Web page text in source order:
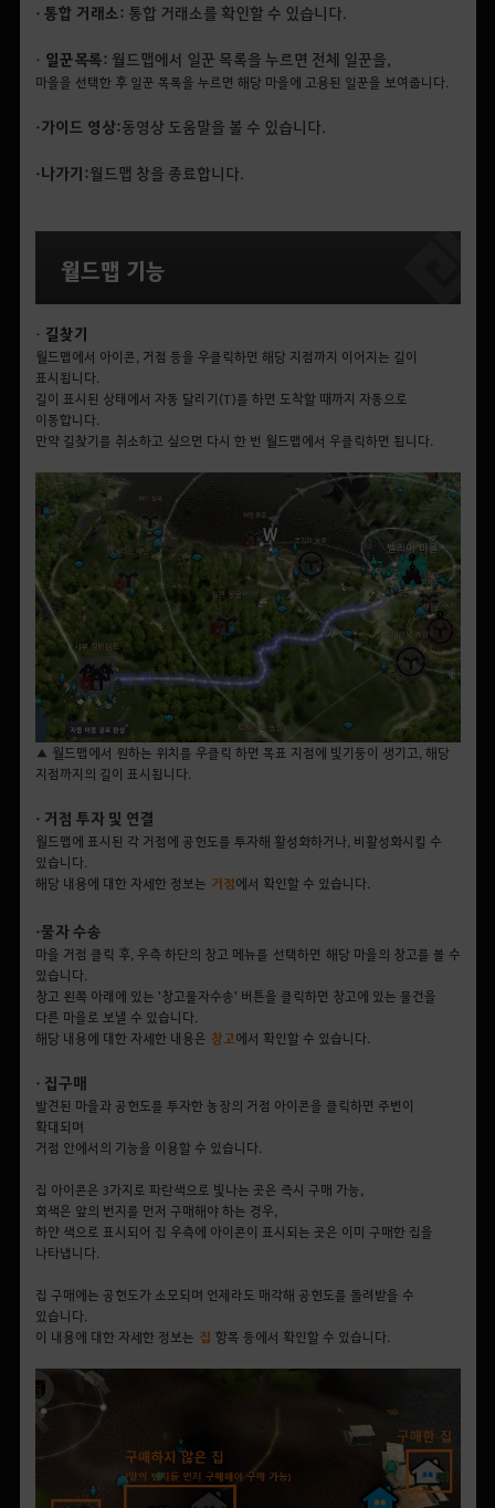
• 통합 거래소: 통합 거래소를 확인할 수 있습니다.
• 일꾼목록: 월드맵에서 일꾼 목록을 누르면 전체 일꾼을,
마을을 선택한 후 일꾼 목록을 누르면 해당 마을에 고용된 일꾼을 보여줍니다.
• 가이드 영상:동영상 도움말을 볼 수 있습니다.
• 나가기:월드맵 창을 종료합니다.
월드맵 기능
• 길찾기
월드맵에서 아이콘, 거점 등을 우클릭하면 해당 지점까지 이어지는 길이
표시됩니다.
길이 표시된 상태에서 자동 달리기(T)를 하면 도착할 때까지 자동으로
이동합니다.
만약 길찾기를 취소하고 싶으면 다시 한 번 월드맵에서 우클릭하면 됩니다.
▲ 월드맵에서 원하는 위치를 우클릭 하면 목표 지점에 빛기둥이 생기고, 해당
지점까지의 길이 표시됩니다.
• 거점 투자 및 연결
월드맵에 표시된 각 거점에 공헌도를 투자해 활성화하거나, 비활성화시킬 수
있습니다.
해당 내용에 대한 자세한 정보는 거점에서 확인할 수 있습니다.
• 물자 수송
마을 거점 클릭 후, 우측 하단의 창고 메뉴를 선택하면 해당 마을의 창고를 볼 수
있습니다.
창고 왼쪽 아래에 있는 '창고물자수송' 버튼을 클릭하면 창고에 있는 물건을
다른 마을로 보낼 수 있습니다.
해당 내용에 대한 자세한 내용은 창고에서 확인할 수 있습니다.
• 집구매
발견된 마을과 공헌도를 투자한 농장의 거점 아이콘을 클릭하면 주변이
확대되며
거점 안에서의 기능을 이용할 수 있습니다.
집 아이콘은 3가지로 파란색으로 빛나는 곳은 즉시 구매 가능,
회색은 앞의 번지를 먼저 구매해야 하는 경우,
하얀 색으로 표시되어 집 우측에 아이콘이 표시되는 곳은 이미 구매한 집을
나타냅니다.
집 구매에는 공헌도가 소모되며 언제라도 매각해 공헌도를 돌려받을 수
있습니다.
이 내용에 대한 자세한 정보는 집 항목 등에서 확인할 수 있습니다.